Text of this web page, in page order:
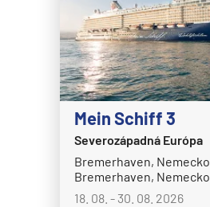
Mein Schiff 3
Severozápadná Európa
Bremerhaven, Nemecko
Bremerhaven, Nemecko
18. 08. - 30. 08. 2026